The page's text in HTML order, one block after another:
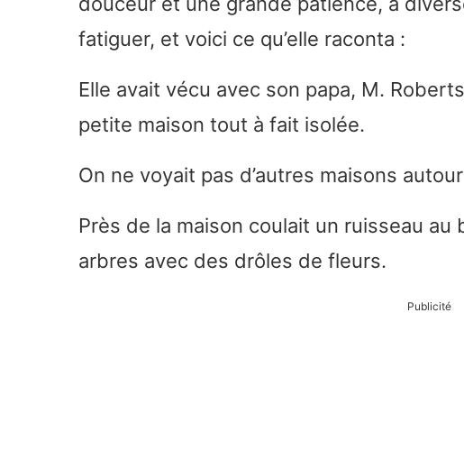
fatiguer, et voici ce qu’elle raconta :
Elle avait vécu avec son papa, M.
petite maison tout à fait isolée.
On ne voyait pas d’autres maisons
Près de la maison coulait un ruisseau
arbres avec des drôles de fleurs.
Publicité